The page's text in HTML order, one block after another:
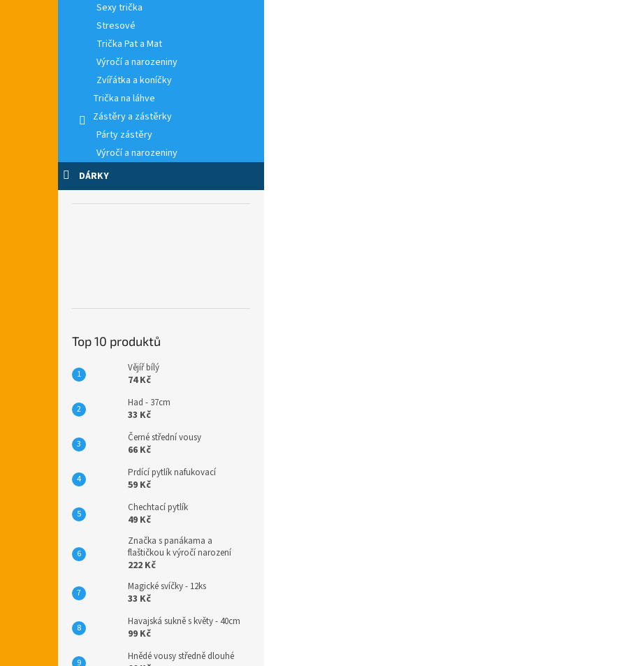
Sexy trička
Stresové
Trička Pat a Mat
Výročí a narozeniny
Zvířátka a koníčky
Trička na láhve
Zástěry a zástěrky
Párty zástěry
Výročí a narozeniny
DÁRKY
Top 10 produktů
Vějíř bílý
74 Kč
Had - 37cm
33 Kč
Černé střední vousy
66 Kč
Prdící pytlík nafukovací
59 Kč
Chechtací pytlík
49 Kč
Značka s panákama a
flaštičkou k výročí narození
222 Kč
Magické svíčky - 12ks
33 Kč
Havajská sukně s květy - 40cm
99 Kč
Hnědé vousy středně dlouhé